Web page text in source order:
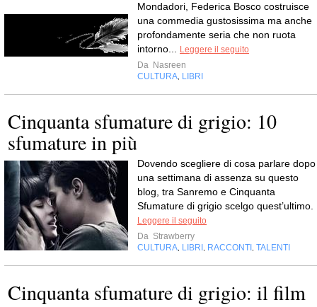
Mondadori, Federica Bosco costruisce
una commedia gustosissima ma anche
profondamente seria che non ruota
intorno...
Leggere il seguito
Da Nasreen
CULTURA LIBRI
Cinquanta sfumature di grigio: 10
sfumature in più
Dovendo scegliere di cosa parlare dopo
una settimana di assenza su questo
blog, tra Sanremo e Cinquanta
Sfumature di grigio scelgo quest’ultimo.
Leggere il seguito
Da Strawberry
CULTURA LIBRI RACCONTI TALENTI
Cinquanta sfumature di grigio: il film